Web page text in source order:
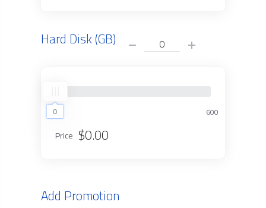
Hard Disk (GB)
0 600
Price $0.00
Add Promotion